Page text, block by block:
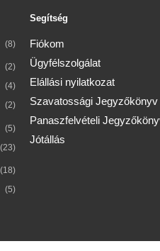
(8)
(2)
(4)
(2)
(5)
(23)
(18)
(5)
Segítség
Fiókom
Ügyfélszolgálat
Elállási nyilatkozat
Szavatossági Jegyzőkönyv
Panaszfelvételi
Jótállás